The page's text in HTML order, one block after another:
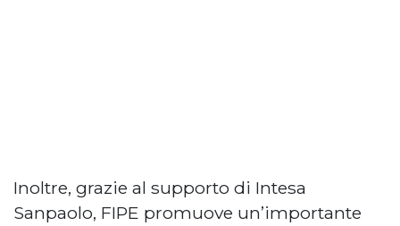
Inoltre, grazie al supporto di Intesa
Sanpaolo, FIPE promuove un’importante